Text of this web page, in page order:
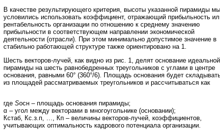
В качестве результирующего критерия, высоты указанной пирамиды мы
условились использовать коэффициент, отражающий прибыльность
рентабельность организации по отношению к среднему значению
прибыльности в соответствующем направлении экономической
деятельности (отрасли). При этом минимально допустимое значение в
стабильно работающей структуре также ориентировано на 1.
Шесть векторов-лучей, как видно из рис. 1, делят основание идеальной
пирамиды на шесть равнобедренных треугольников с углами в центре
основания, равными 60° (360°/6). Площадь основания будет
из площадей рассматриваемых треугольников и рассчитываться как
где Sосн – площадь основания пирамиды;
α – угол между векторами в многоугольнике (основании);
Кстаб, Кс.з.п, …, Кп – величины векторов-лучей, коэффициентов,
учитывающих оптимальность кадрового потенциала организации.